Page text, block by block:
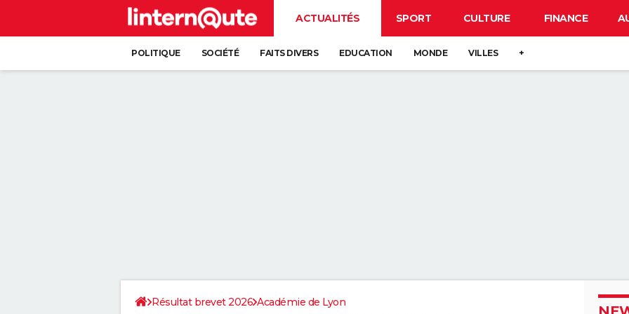
ACTUALITÉS SPORT CULTURE FINANCE
POLITIQUE SOCIÉTÉ FAITS DIVERS EDUCATION MONDE VILLES +
Résultat brevet 2026 Académie de Lyon